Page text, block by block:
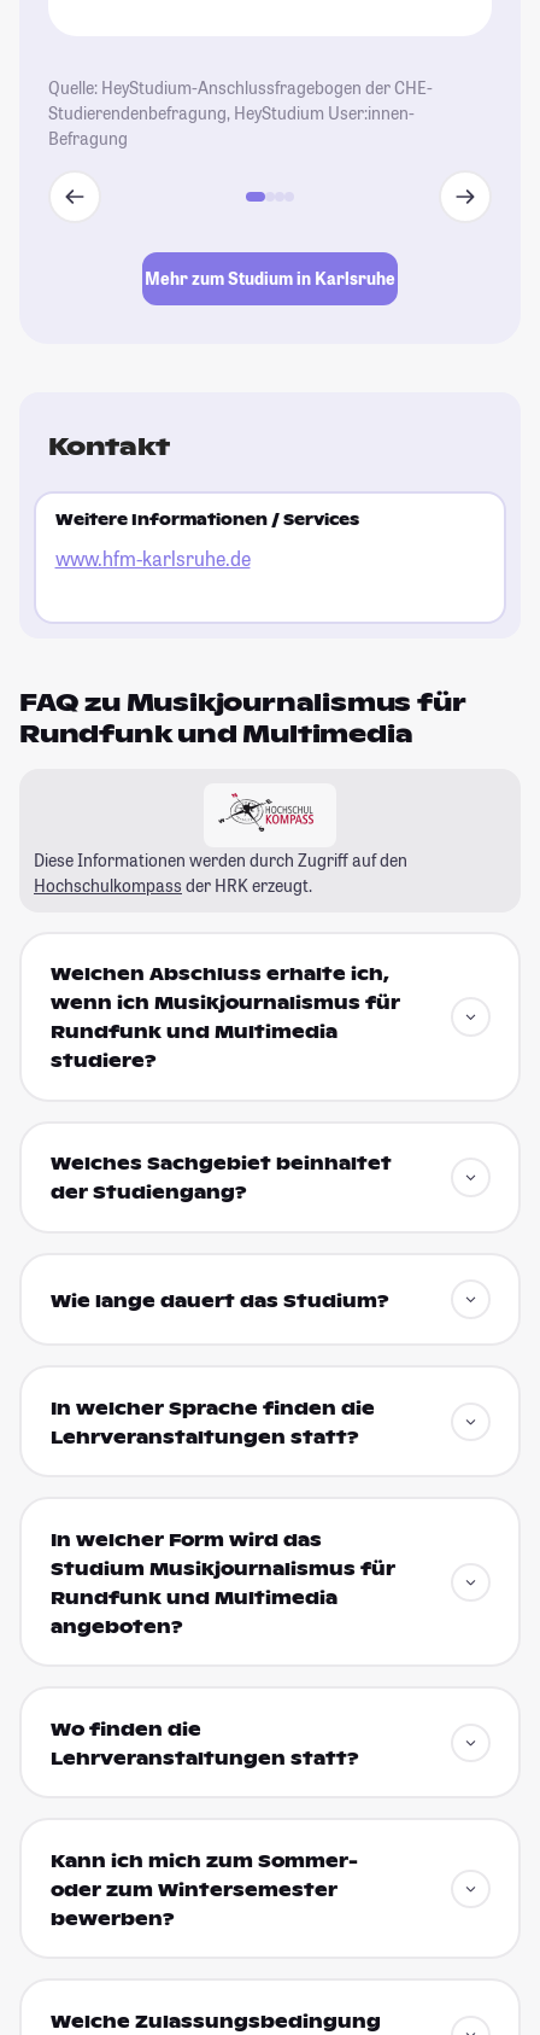
Quelle: HeyStudium-Anschlussfragebogen der CHE-
Studierendenbefragung, HeyStudium User:innen-
Befragung
Mehr zum Studium in Karlsruhe
Kontakt
Weitere Informationen / Services
www.hfm-karlsruhe.de
FAQ zu Musikjournalismus für
Rundfunk und Multimedia
Diese Informationen werden durch Zugriff auf den
Hochschulkompass der HRK erzeugt.
Welchen Abschluss erhalte ich,
wenn ich Musikjournalismus für
Rundfunk und Multimedia
studiere?
Welches Sachgebiet beinhaltet
der Studiengang?
Wie lange dauert das Studium?
In welcher Sprache finden die
Lehrveranstaltungen statt?
In welcher Form wird das
Studium Musikjournalismus für
Rundfunk und Multimedia
angeboten?
Wo finden die
Lehrveranstaltungen statt?
Kann ich mich zum Sommer-
oder zum Wintersemester
bewerben?
Welche Zulassungsbedingung